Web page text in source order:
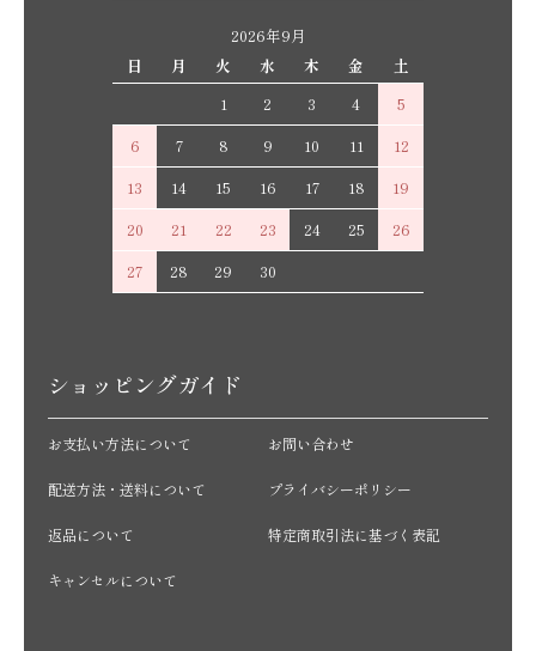
2026年9月
日
月 火 水 木 金
土
1
2 3 4
5
6
7 8 9 10 11
12
13
14 15 16 17 18
19
20
21 22 23 24 25
26
27
28 29 30
ショッピングガイド
お支払い方法について
配送方法・送料について
返品について
キャンセルについて
お問い合わせ
プライバシーポリシー
特定商取引法に基づく表記